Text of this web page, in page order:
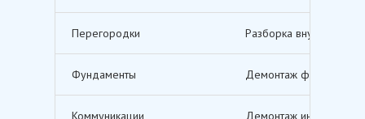
Перегородки Разборка внутренних
Фундаменты Демонтаж
Коммуникации Демонтаж инженерных